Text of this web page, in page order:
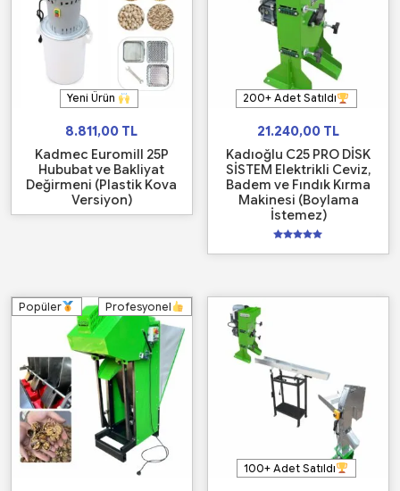
Yeni Ürün
8.811,00 TL
Kadmec Euromill 25P
Hububat ve Bakliyat
Değirmeni (Plastik Kova
Versiyon)
200+ Adet Satıldı
21.240,00 TL
Kadıoğlu C25 PRO DİSK
SİSTEM Elektrikli Ceviz,
Badem ve Fındık Kırma
Makinesi (Boylama
İstemez)
üzerinden
Profesyonel
Popüler
100+ Adet Satıldı